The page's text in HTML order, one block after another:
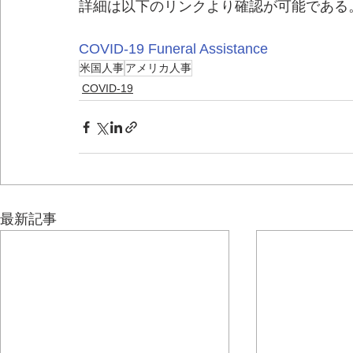
詳細は以下のリンクより確認が可能である
COVID-19 Funeral Assistance
米国人事アメリカ人事
COVID-19
最新記事